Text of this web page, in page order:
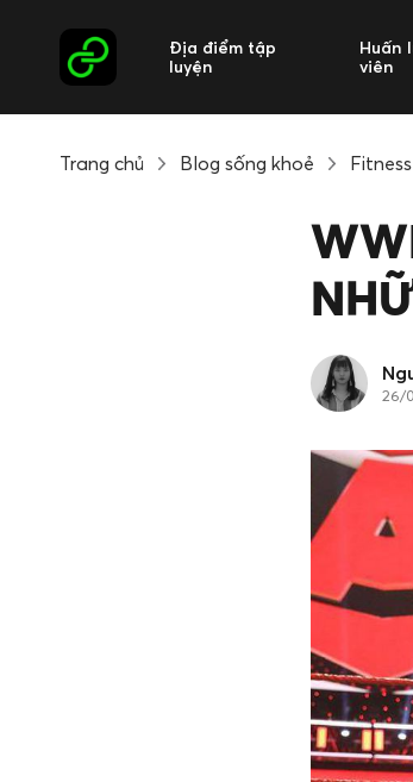
Địa điểm tập
luyện
Huấn
viên
Trang chủ Blog sống khoẻ Fitness
26/